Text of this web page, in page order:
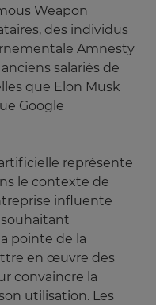
Weapon
des individus
Amnesty
salariés de
que Elon Musk
Google
représente
le contexte de
influente
pointe de la
en œuvre des
convaincre la
utilisation. Les